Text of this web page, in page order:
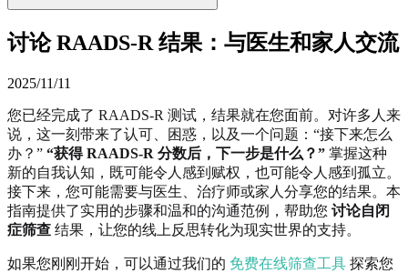
讨论 RAADS-R 结果：与医生和家人交流
2025/11/11
您已经完成了 RAADS-R 测试，结果就在您面前。对许多人来
说，这一刻带来了认可、困惑，以及一个问题：“接下来怎么
办？” “获得 RAADS-R 分数后，下一步是什么？” 掌握这种
新的自我认知，既可能令人感到赋权，也可能令人感到孤立。
接下来，您可能需要与医生、治疗师或家人分享您的结果。本
指南提供了实用的步骤和温和的沟通范例，帮助您 讨论自闭
症筛查 结果，让您的线上反思转化为现实世界的支持。
如果您刚刚开始，可以通过我们的 免费在线筛查工具 探索您